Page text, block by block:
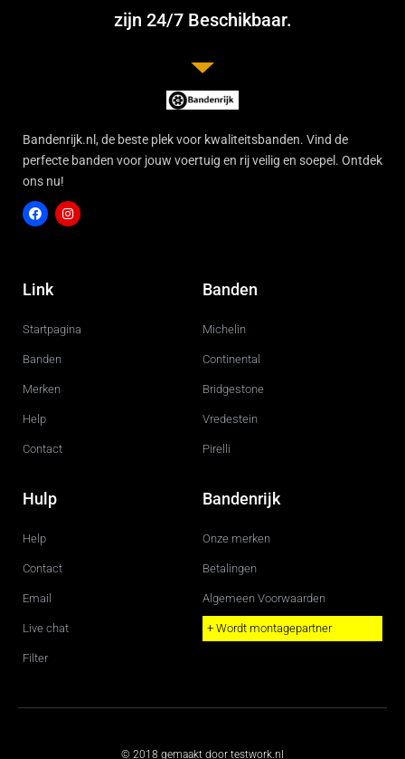
zijn 24/7 Beschikbaar.
Bandenrijk.nl, de beste plek voor kwaliteitsbanden. Vind de
perfecte banden voor jouw voertuig en rij veilig en soepel. Ontdek
ons nu!
c
e
o
g
r
Link
Startpagina
Banden
Merken
Help
Contact
Banden
Michelin
Continental
Bridgestone
Vredestein
Pirelli
Hulp
Help
Contact
Email
Live chat
Filter
Bandenrijk
Onze merken
Betalingen
Algemeen Voorwaarden
+ Wordt montagepartner
© 2018 gemaakt door testwork.nl